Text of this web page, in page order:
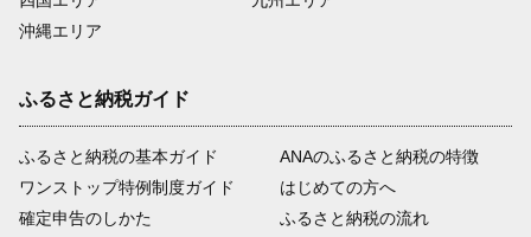
沖縄エリア
ふるさと納税ガイド
ふるさと納税の基本ガイド
ワンストップ特例制度ガイド
確定申告のしかた
ANAのふるさと納税の特徴
はじめての方へ
ふるさと納税の流れ